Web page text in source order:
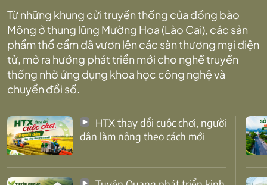
Từ những khung cửi truyền thống của đồng bào
Mông ở thung lũng Mường Hoa (Lào Cai), các sản
phẩm thổ cẩm đã vươn lên các sàn thương mại điện
tử, mở ra hướng phát triển mới cho nghề truyền
thống nhờ ứng dụng khoa học công nghệ và
chuyển đổi số.
dân làm nông theo cách mới